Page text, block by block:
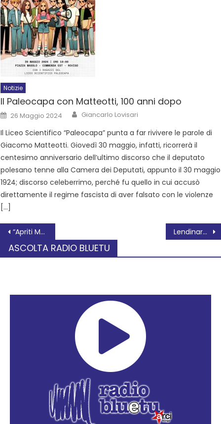
Notizie
Il Paleocapa con Matteotti, 100 anni dopo
26 Maggio 2024 Giancarlo Lovisari
Il Liceo Scientifico “Paleocapa” punta a far rivivere le parole di
Giacomo Matteotti. Giovedì 30 maggio, infatti, ricorrerà il
centesimo anniversario dell’ultimo discorso che il deputato
polesano tenne alla Camera dei Deputati, appunto il 30 maggio
1924; discorso celeberrimo, perché fu quello in cui accusò
direttamente il regime fascista di aver falsato con le violenze
[…]
“Apriti Museo. Esperienza d’ambra” Lendinara per Gino Strada ed Emergency
ASCOLTA RADIO BLUETU